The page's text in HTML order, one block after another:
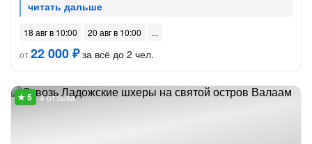
18 авг в 10:00
20 авг в 10:00
от22 000 ₽за всё до 2 чел.
4 отзыва